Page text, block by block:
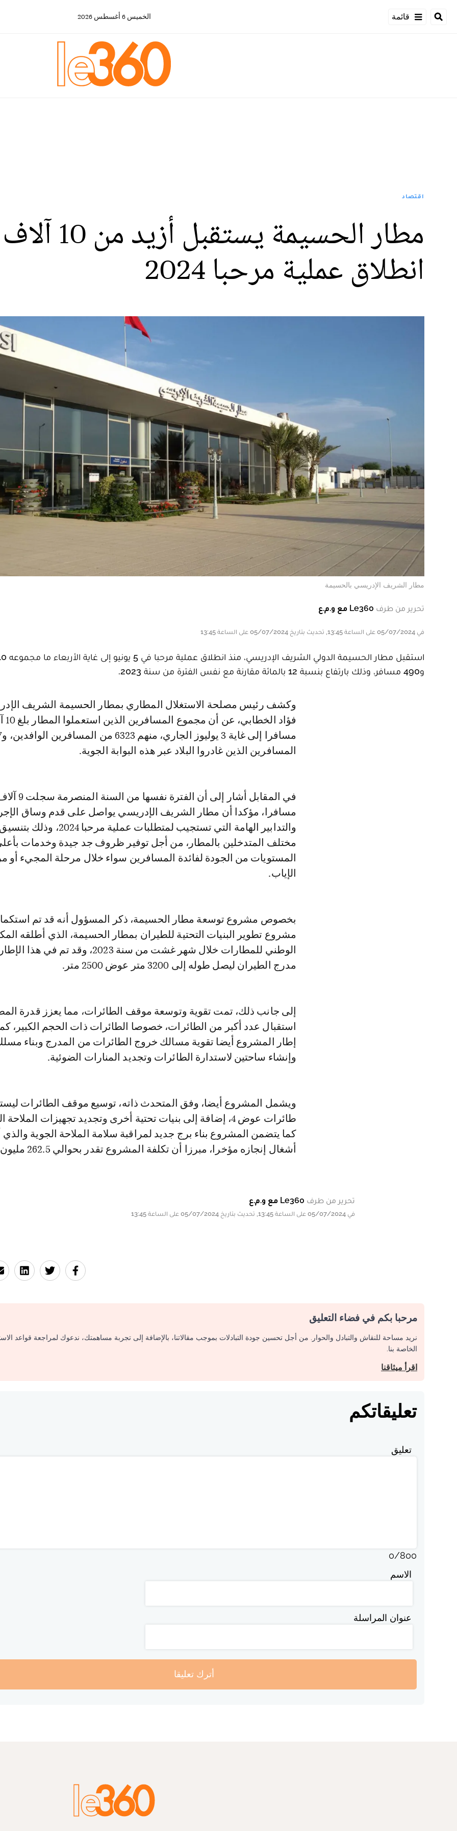
قائمة الخميس 6 أغسطس 2026
اقتصاد
مطار
انطلاق عملية مرحبا 2024
مطار الشريف الإدريسي بالحسيمة
تحرير من طرف Le360 مع و.م.ع
في 05/07/2024 على الساعة 13:45, تحديث بتاريخ 05/07/2024 على الساعة 13:45
و490 مسافر، وذلك بارتفاع بنسبة 12 بالمائة مقارنة مع نفس الفترة من سنة 2023.
وكشف رئيس مصلحة الاستغلال المطاري بمطار الحسيمة الشريف الإدريسي،
المسافرين الذين غادروا البلاد عبر هذه البوابة الجوية.
مسافرا، مؤكدا أن مطار الشريف الإدريسي يواصل على قدم وساق
والتدابير الهامة التي تستجيب لمتطلبات عملية مرحبا
مختلف المتدخلين بالمطار، من أجل توفير ظروف جد جيدة وخدمات
المستويات من الجودة لفائدة المسافرين سواء خلال مرحلة المجيء أو
الإياب.
بخصوص مشروع توسعة مطار الحسيمة، ذكر المسؤول أنه قد تم
مشروع تطوير البنيات التحتية للطيران بمطار الحسيمة، الذي أطلقه
الوطني للمطارات خلال شهر غشت من سنة 2023، وقد تم في
مدرج الطيران ليصل طوله إلى 3200 متر عوض 2500 متر.
إلى جانب ذلك، تمت تقوية وتوسعة موقف الطائرات، مما يعزز قدرة
استقبال عدد أكبر من الطائرات، خصوصا الطائرات ذات الحجم الكبير،
إطار المشروع أيضا تقوية مسالك خروج الطائرات من المدرج وبناء
وإنشاء ساحتين لاستدارة الطائرات وتجديد المنارات الضوئية.
طائرات عوض 4، إضافة إلى بنيات تحتية أخرى وتجديد تجهيزات الملاحة
كما يتضمن المشروع بناء برج جديد لمراقبة سلامة الملاحة الجوية
أشغال إنجازه مؤخرا، مبرزا أن تكلفة المشروع تقدر بحوالي 262.5 مليون درهم.
تحرير من طرف Le360 مع و.م.ع
في 05/07/2024 على الساعة 13:45, تحديث بتاريخ 05/07/2024 على الساعة 13:45
مرحبا بكم في فضاء التعليق
نريد مساحة للنقاش والتبادل والحوار. من أجل تحسين جودة التبادلات بموجب مقالاتنا، بالإضافة إلى تجربة مساهمتك، ندعوك لمراجعة قواعد
الخاصة بنا.
اقرأ ميثاقنا
تعليقاتكم
تعليق
0/800
الاسم
عنوان المراسلة
أترك تعليقا